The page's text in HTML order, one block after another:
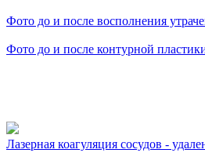
Фото до и после восполнения
Фото до и после контурной
Лазерная коагуляция сосудов -